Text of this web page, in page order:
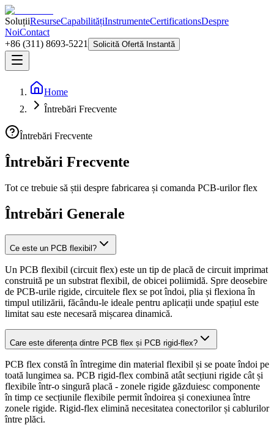
SoluțiiResurseCapabilitățiInstrumenteCertificationsDespre
NoiContact
+86 (311) 8693-5221
Solicită Ofertă Instantă
Home
Întrebări Frecvente
Întrebări Frecvente
Întrebări Frecvente
Tot ce trebuie să știi despre fabricarea și comanda PCB-urilor flex
Întrebări Generale
Ce este un PCB flexibil?
Un PCB flexibil (circuit flex) este un tip de placă de circuit imprimat
construită pe un substrat flexibil, de obicei poliimidă. Spre deosebire
de PCB-urile rigide, circuitele flex se pot îndoi, plia și flexiona în
timpul utilizării, făcându-le ideale pentru aplicații unde spațiul este
limitat sau este necesară mișcarea dinamică.
Care este diferența dintre PCB flex și PCB rigid-flex?
PCB flex constă în întregime din material flexibil și se poate îndoi pe
toată lungimea sa. PCB rigid-flex combină atât secțiuni rigide cât și
flexibile într-o singură placă - zonele rigide găzduiesc componente
în timp ce secțiunile flexibile permit îndoirea și conexiunea între
zonele rigide. Rigid-flex elimină necesitatea conectorilor și cablurilor
între plăci.